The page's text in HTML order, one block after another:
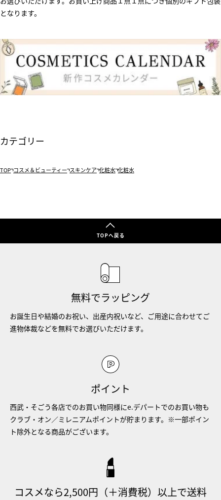
となります。
カテゴリー
TOP コスメ＆ビューティー スキンケア 化粧水 化粧水
TOPへ戻る
無料でラッピング
お誕生日や結婚のお祝い、出産内祝いなど、ご用途に合わせてご
進物体裁などを無料でお選びいただけます。
ポイント
西武・そごう各店でのお買い物同様にe.デパートでのお買い物も
クラブ・オン／ミレニアムポイントが貯まります。※一部ポイン
ト除外となる商品がございます。
コスメなら2,500円（＋消費税）以上で送料